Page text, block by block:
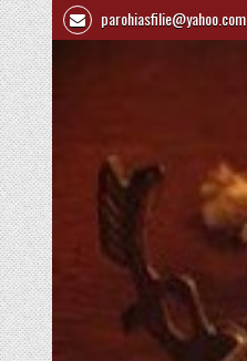
parohiasfilie@yahoo.com